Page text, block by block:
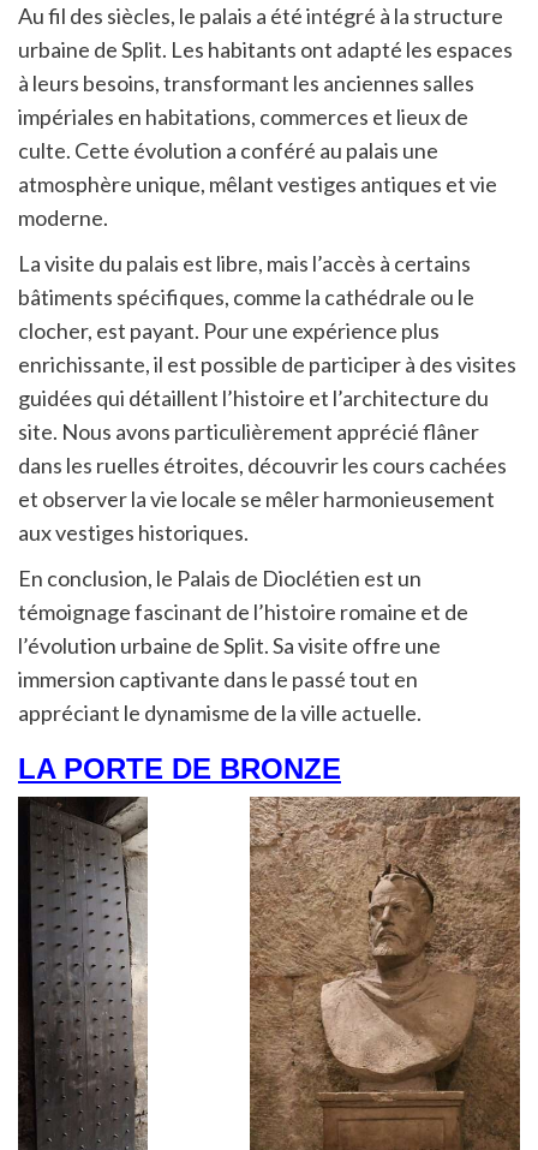
Au fil des siècles, le palais a été intégré à la structure
urbaine de Split. Les habitants ont adapté les espaces
à leurs besoins, transformant les anciennes salles
impériales en habitations, commerces et lieux de
culte. Cette évolution a conféré au palais une
atmosphère unique, mêlant vestiges antiques et vie
moderne.
La visite du palais est libre, mais l’accès à certains
bâtiments spécifiques, comme la cathédrale ou le
clocher, est payant. Pour une expérience plus
enrichissante, il est possible de participer à des visites
guidées qui détaillent l’histoire et l’architecture du
site. Nous avons particulièrement apprécié flâner
dans les ruelles étroites, découvrir les cours cachées
et observer la vie locale se mêler harmonieusement
aux vestiges historiques.
En conclusion, le Palais de Dioclétien est un
témoignage fascinant de l’histoire romaine et de
l’évolution urbaine de Split. Sa visite offre une
immersion captivante dans le passé tout en
appréciant le dynamisme de la ville actuelle.
LA PORTE DE BRONZE